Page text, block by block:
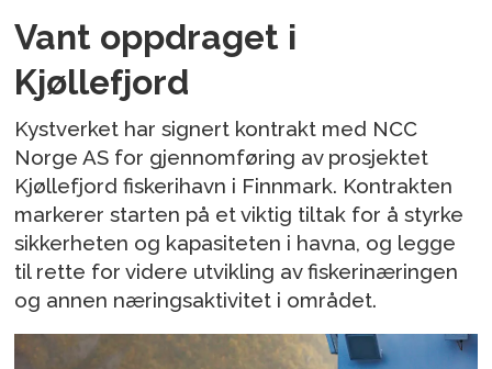
Vant oppdraget i
Kjøllefjord
Kystverket har signert kontrakt med NCC
Norge AS for gjennomføring av prosjektet
Kjøllefjord fiskerihavn i Finnmark. Kontrakten
markerer starten på et viktig tiltak for å styrke
sikkerheten og kapasiteten i havna, og legge
til rette for videre utvikling av fiskerinæringen
og annen næringsaktivitet i området.